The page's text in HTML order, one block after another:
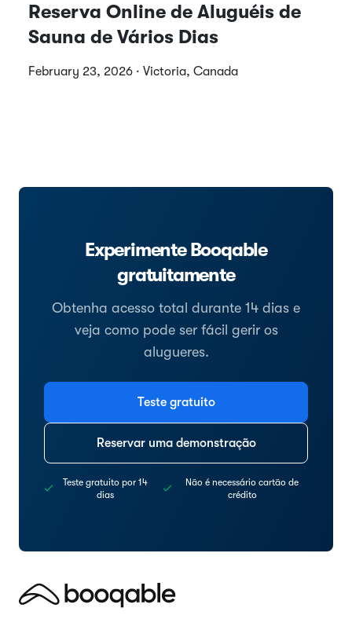
Reserva Online de Aluguéis de
Sauna de Vários Dias
February 23, 2026 · Victoria, Canada
Experimente Booqable
gratuitamente
Obtenha acesso total durante 14 dias e
veja como pode ser fácil gerir os
alugueres.
Teste gratuito
Reservar uma demonstração
Teste gratuito por 14
dias
Não é necessário cartão de
crédito